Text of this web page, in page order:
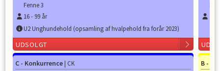
Fenne 3
16- 99år
U2 Unghundehold (opsamling af hvalpehold fra forår 2023)
UDSOLGT
C - Konkurrence| CK
B -